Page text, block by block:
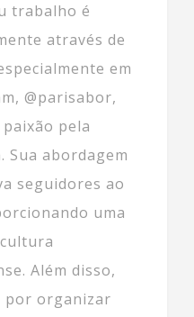
trabalho é
através de
em
@parisabor,
pela
Sua abordagem
seguidores ao
uma
Além disso,
por organizar